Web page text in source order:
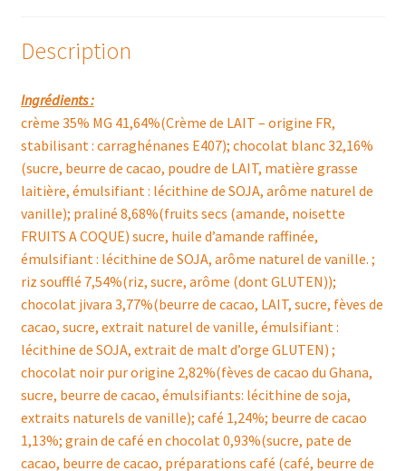
Description
Ingrédients :
crème 35% MG 41,64%(Crème de LAIT – origine FR,
stabilisant : carraghénanes E407); chocolat blanc 32,16%
(sucre, beurre de cacao, poudre de LAIT, matière grasse
laitière, émulsifiant : lécithine de SOJA, arôme naturel de
vanille); praliné 8,68%(fruits secs (amande, noisette
FRUITS A COQUE) sucre, huile d’amande raffinée,
émulsifiant : lécithine de SOJA, arôme naturel de vanille. ;
riz soufflé 7,54%(riz, sucre, arôme (dont GLUTEN));
chocolat jivara 3,77%(beurre de cacao, LAIT, sucre, fèves de
cacao, sucre, extrait naturel de vanille, émulsifiant :
lécithine de SOJA, extrait de malt d’orge GLUTEN) ;
chocolat noir pur origine 2,82%(fèves de cacao du Ghana,
sucre, beurre de cacao, émulsifiants: lécithine de soja,
extraits naturels de vanille); café 1,24%; beurre de cacao
1,13%; grain de café en chocolat 0,93%(sucre, pate de
cacao, beurre de cacao, préparations café (café, beurre de